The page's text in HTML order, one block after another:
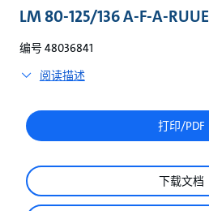
LM 80-125/136 A-F-A-RUUE
编号 48036841
阅读描述
打印/PDF
下载文档